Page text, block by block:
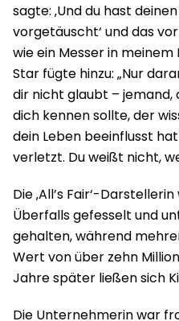
sagte: ‚Und du hast
vorgetäuscht‘ und das
wie ein Messer in
Star fügte hinzu: „Nur
dir nicht glaubt –
dich kennen sollte, der
dein Leben beeinflusst
verletzt. Du weißt nicht,
Die ‚All’s Fair‘-
Überfalls gefesselt und
gehalten, während
Wert von über zehn
Jahre später ließen sich
Die Unternehmerin war